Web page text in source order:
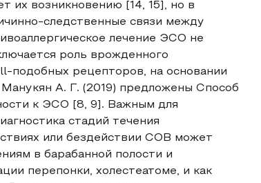
их возникновению [14, 15], но в
следственные связи между
лечение ЭСО не
роль врожденного
подобных рецепторов, на основании
А. Г. (2019) предложены Способ
к ЭСО [8, 9]. Важным для
стадий течения
или бездействии СОВ может
в барабанной полости и
перепонки, холестеатоме, и как